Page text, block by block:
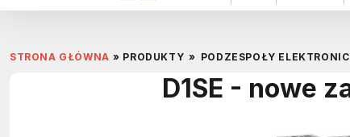
STRONA GŁÓWNA » PRODUKTY » PODZESPOŁY
D1SE - nowe